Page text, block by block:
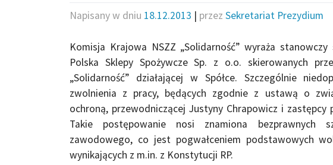
Napisany w dniu 18.12.2013 | przez Sekretariat Prezydium
Komisja Krajowa NSZZ „Solidarność” wyraża
Polska Sklepy Spożywcze Sp. z o.o. skierowanych
„Solidarność” działającej w Spółce. Szczególnie
zwolnienia z pracy, będących zgodnie z ustawą o
ochroną, przewodniczącej Justyny Chrapowicz i zastępcy
Takie postępowanie nosi znamiona bezprawnych
zawodowego, co jest pogwałceniem podstawowych
wynikających z m.in. z Konstytucji RP.